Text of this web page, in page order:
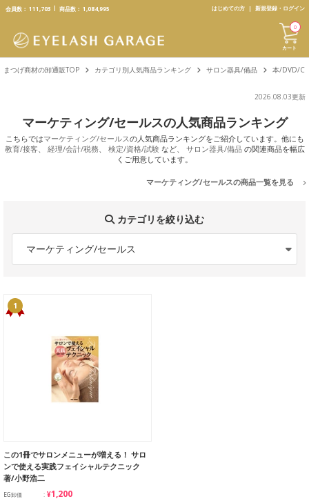
text.skipToContent
text.skipToNavigation
会員数： 111,703 商品数： 1,084,995 はじめての方 新規登録・ログイン
カート
0
まつげ商材の卸通販TOP カテゴリ別人気商品ランキング サロン器具/備品 本/DVD/
2026.08.03更新
マーケティング/セールスの人気商品ランキング
こちらではマーケティング/セールスの人気商品ランキングをご紹介しています。他にも
教育/接客、 経理/会計/税務、 検定/資格/試験など、 サロン器具/備品の関連商品を幅広
くご用意しています。
マーケティング/セールスの商品一覧を見る
カテゴリを絞り込む
マーケティング/セールス
1
この1冊でサロンメニューが増える！ サロ
ンで使える実践フェイシャルテクニック
著/小野浩二
EG卸価 ¥1,200